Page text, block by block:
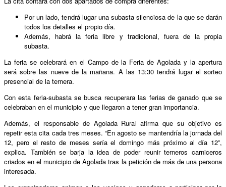
Por un lado, tendrá lugar una subasta silenciosa de la que se darán
todos los detalles el propio día.
Además, habrá la feria libre y tradicional, fuera de la propia
subasta.
La feria se celebrará en el Campo de la Feria de Agolada y la apertura
será sobre las nueve de la mañana. A las 13:30 tendrá lugar el sorteo
presencial de la ternera.
Con esta feria-subasta se busca recuperara las ferias de ganado que se
celebraban en el municipio y que llegaron a tener gran importancia.
Además, el responsable de Agolada Rural afirma que su objetivo es
repetir esta cita cada tres meses. “En agosto se mantendría la jornada del
12, pero el resto de meses sería el domingo más próximo al día 12”,
explica. También se barja la idea de poder reunir terneros carniceros
criados en el municipio de Agolada tras la petición de más de una persona
interesada.